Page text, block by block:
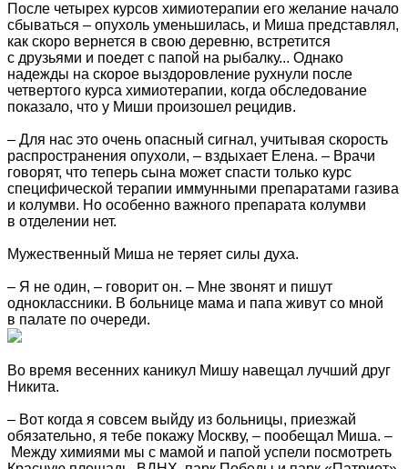
После четырех курсов химиотерапии его желание начало
сбываться – опухоль уменьшилась, и Миша представлял,
как скоро вернется в свою деревню, встретится
с друзьями и поедет с папой на рыбалку... Однако
надежды на скорое выздоровление рухнули после
четвертого курса химиотерапии, когда обследование
показало, что у Миши произошел рецидив.
– Для нас это очень опасный сигнал, учитывая скорость
распространения опухоли, – вздыхает Елена. – Врачи
говорят, что теперь сына может спасти только курс
специфической терапии иммунными препаратами газива
и колумви. Но особенно важного препарата колумви
в отделении нет.
Мужественный Миша не теряет силы духа.
– Я не один, – говорит он. – Мне звонят и пишут
одноклассники. В больнице мама и папа живут со мной
в палате по очереди.
Во время весенних каникул Мишу навещал лучший друг
Никита.
– Вот когда я совсем выйду из больницы, приезжай
обязательно, я тебе покажу Москву, – пообещал Миша. –
Между химиями мы с мамой и папой успели посмотреть